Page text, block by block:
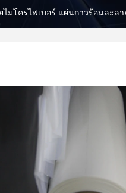
มโครไฟเบอร์ แผ่นกาวร้อนละลา